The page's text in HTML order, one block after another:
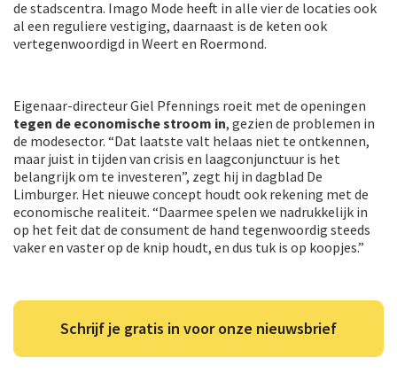
de stadscentra. Imago Mode heeft in alle vier de locaties ook
al een reguliere vestiging, daarnaast is de keten ook
vertegenwoordigd in Weert en Roermond.
Eigenaar-directeur Giel Pfennings roeit met de openingen
tegen de economische stroom in, gezien de problemen in
de modesector. “Dat laatste valt helaas niet te ontkennen,
maar juist in tijden van crisis en laagconjunctuur is het
belangrijk om te investeren”, zegt hij in dagblad De
Limburger. Het nieuwe concept houdt ook rekening met de
economische realiteit. “Daarmee spelen we nadrukkelijk in
op het feit dat de consument de hand tegenwoordig steeds
vaker en vaster op de knip houdt, en dus tuk is op koopjes.”
Schrijf je gratis in voor onze nieuwsbrief